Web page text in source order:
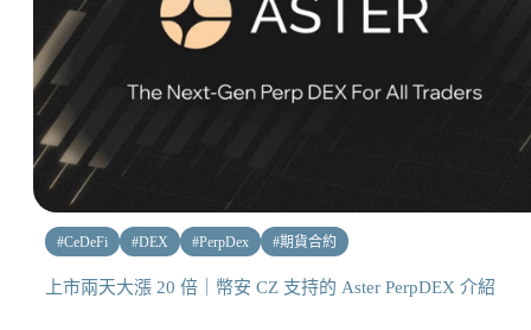
#CeDeFi #DEX #PerpDex #期貨合約
上市兩天大漲 20 倍｜幣安 CZ 支持的 Aster PerpDEX 介紹